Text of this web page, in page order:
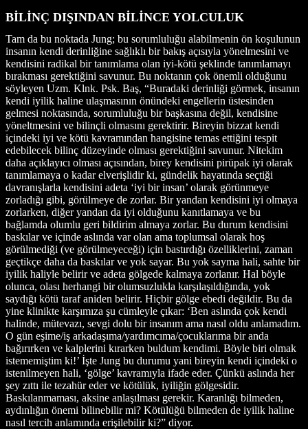
BİLİNÇ DIŞINDAN BİLİNCE YOLCULUK
Tam da bu noktada Jung; bu sorumluluğu alabilmenin ön koşulunun
insanın kendi derinliğine sağlıklı bir bakış açısıyla yönelmesini ve
kendisini radikal bir tanımlama olan iyi-kötü şeklinde tanımlamayı
bırakması gerektiğini savunur. Bu noktanın çok önemli olduğunu
söyleyen Uzm. Klnk. Psk. Baş, “Buradaki derinliği görmek, insanın
kendi iyilik haline ulaşmasının önündeki engellerin üstesinden
gelmesi noktasında, sorumluluğu bir başkasına değil, kendisine
yöneltmesini ve bilinçli olmasını gerektirir. Bireyin bizzat kendi
içindeki iyi ve kötü kavramından hangisine temas ettiğini tespit
edebilecek bilinç düzeyinde olması gerektiğini savunur. Nitekim
daha açıklayıcı olması açısından, birey kendisini pirüpak iyi olarak
tanımlamaya o kadar elverişlidir ki, gündelik hayatında seçtiği
davranışlarla kendisini adeta ‘iyi bir insan’ olarak görünmeye
zorladığı gibi, görülmeye de zorlar. Bir yandan kendisini iyi olmaya
zorlarken, diğer yandan da iyi olduğunu kanıtlamaya ve bu
bağlamda olumlu geri bildirim almaya zorlar. Bu durum kendisini
baskılar ve içinde aslında var olan ama toplumsal olarak hoş
görülmediği (ve görülmeyeceği) için bastırdığı özelliklerini, zaman
geçtikçe daha da baskılar ve yok sayar. Bu yok sayma hali, sahte bir
iyilik haliyle belirir ve adeta gölgede kalmaya zorlanır. Hal böyle
olunca, olası herhangi bir olumsuzlukla karşılaşıldığında, yok
saydığı kötü taraf aniden belirir. Hiçbir gölge ebedi değildir. Bu da
yine klinikte karşımıza şu cümleyle çıkar: ‘Ben aslında çok kendi
halinde, mütevazı, sevgi dolu bir insanım ama nasıl oldu anlamadım.
O gün eşime/iş arkadaşıma/yardımcıma/çocuklarıma bir anda
bağırırken ve kalplerini kırarken buldum kendimi. Böyle biri olmak
istememiştim ki!’ İşte Jung bu durumu yani bireyin kendi içindeki o
istenilmeyen hali, ‘gölge’ kavramıyla ifade eder. Çünkü aslında her
şey zıttı ile tezahür eder ve kötülük, iyiliğin gölgesidir.
Baskılanmaması, aksine anlaşılması gerekir. Karanlığı bilmeden,
aydınlığın önemi bilinebilir mi? Kötülüğü bilmeden de iyilik haline
nasıl tercih anlamında erişilebilir ki?” diyor.